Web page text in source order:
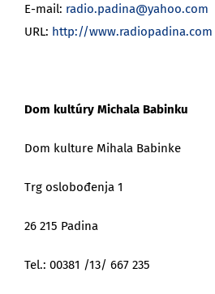
E-mail: radio.padina@yahoo.com
URL: http://www.radiopadina.com
Dom kultúry Michala Babinku
Dom kulture Mihala Babinke
Trg oslobođenja 1
26 215 Padina
Tel.: 00381 /13/ 667 235